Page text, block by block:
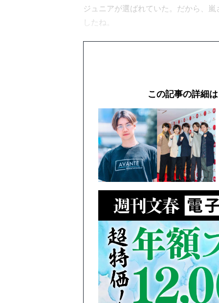
ジュニアが選ばれていた。だから、
したね。
この記事の詳細